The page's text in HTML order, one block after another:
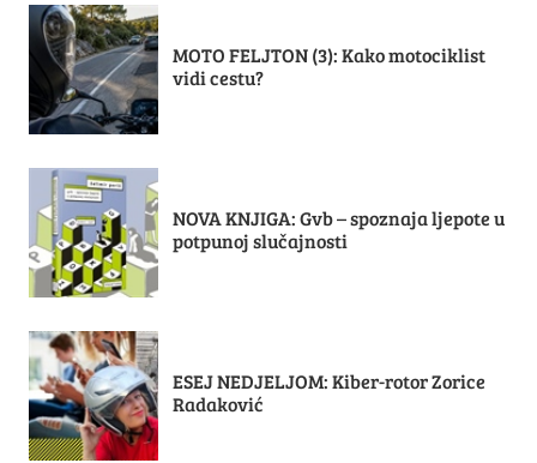
MOTO FELJTON (3): Kako motociklist
vidi cestu?
NOVA KNJIGA: Gvb – spoznaja ljepote u
potpunoj slučajnosti
ESEJ NEDJELJOM: Kiber-rotor Zorice
Radaković